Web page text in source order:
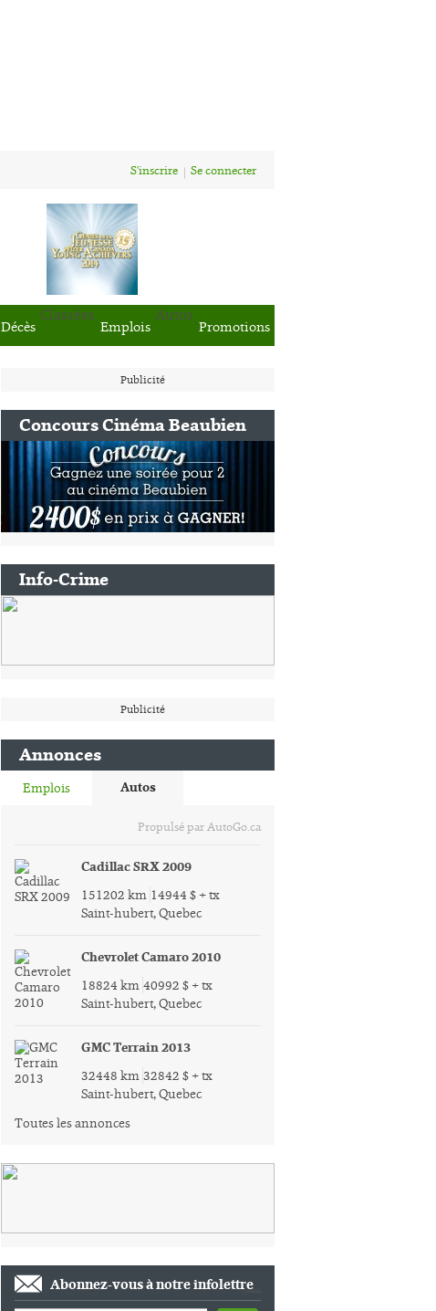
S'inscrire Se connecter
Décès
Classées
Emplois
Autos
Promotions
Publicité
Concours Cinéma Beaubien
Info-Crime
Publicité
Annonces
Emplois Autos
Propulsé par AutoGo.ca
Cadillac SRX 2009
151202 km 14944 $ + tx
Saint-hubert, Quebec
Chevrolet Camaro 2010
18824 km 40992 $ + tx
Saint-hubert, Quebec
GMC Terrain 2013
32448 km 32842 $ + tx
Saint-hubert, Quebec
Toutes les annonces
Abonnez-vous à notre infolettre